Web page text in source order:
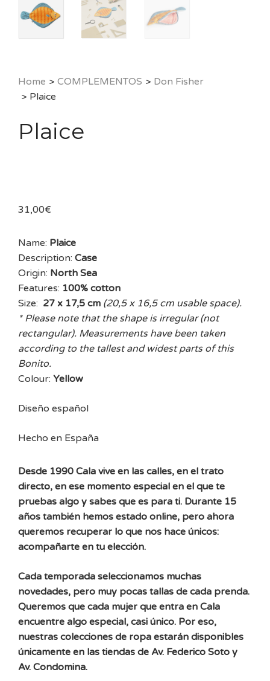
Home > COMPLEMENTOS > Don Fisher
> Plaice
Plaice
31,00€
Name: Plaice
Description: Case
Origin: North Sea
Features: 100% cotton
Size: 27 x 17,5 cm (20,5 x 16,5 cm usable space).
* Please note that the shape is irregular (not
rectangular). Measurements have been taken
according to the tallest and widest parts of this
Bonito.
Colour: Yellow
Diseño español
Hecho en España
Desde 1990 Cala vive en las calles, en el trato
directo, en ese momento especial en el que te
pruebas algo y sabes que es para ti. Durante 15
años también hemos estado online, pero ahora
queremos recuperar lo que nos hace únicos:
acompañarte en tu elección.
Cada temporada seleccionamos muchas
novedades, pero muy pocas tallas de cada prenda.
Queremos que cada mujer que entra en Cala
encuentre algo especial, casi único. Por eso,
nuestras colecciones de ropa estarán disponibles
únicamente en las tiendas de Av. Federico Soto y
Av. Condomina.